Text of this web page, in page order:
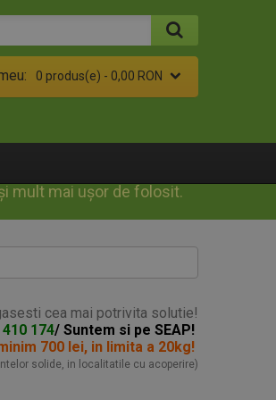
0 produs(e) - 0,00 RON
mult mai ușor de folosit.
cea mai potrivita solutie!
174/ Suntem si pe SEAP!
700 lei, in limita a 20kg!
solide, in localitatile cu acoperire)